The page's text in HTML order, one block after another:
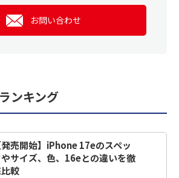
お問い合わせ
ンキング
発売開始】iPhone 17eのスペッ
サイズ、色、16eとの違いを徹
較